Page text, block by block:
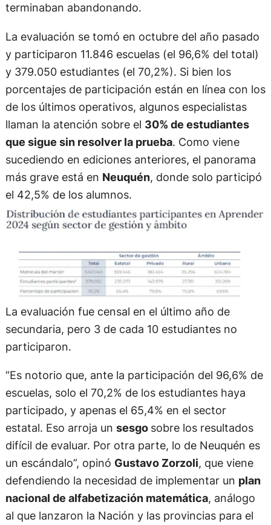
terminaban abandonando.
La evaluación se tomó en octubre del año pasado
y participaron 11.846 escuelas (el 96,6% del total)
y 379.050 estudiantes (el 70,2%). Si bien los
porcentajes de participación están en línea con los
de los últimos operativos, algunos especialistas
llaman la atención sobre el 30% de estudiantes
que sigue sin resolver la prueba. Como viene
sucediendo en ediciones anteriores, el panorama
más grave está en Neuquén, donde solo participó
el 42,5% de los alumnos.
La evaluación fue censal en el último año de
secundaria, pero 3 de cada 10 estudiantes no
participaron.
“Es notorio que, ante la participación del 96,6% de
escuelas, solo el 70,2% de los estudiantes haya
participado, y apenas el 65,4% en el sector
estatal. Eso arroja un sesgo sobre los resultados
difícil de evaluar. Por otra parte, lo de Neuquén es
un escándalo”, opinó Gustavo Zorzoli, que viene
defendiendo la necesidad de implementar un plan
nacional de alfabetización matemática, análogo
al que lanzaron la Nación y las provincias para el